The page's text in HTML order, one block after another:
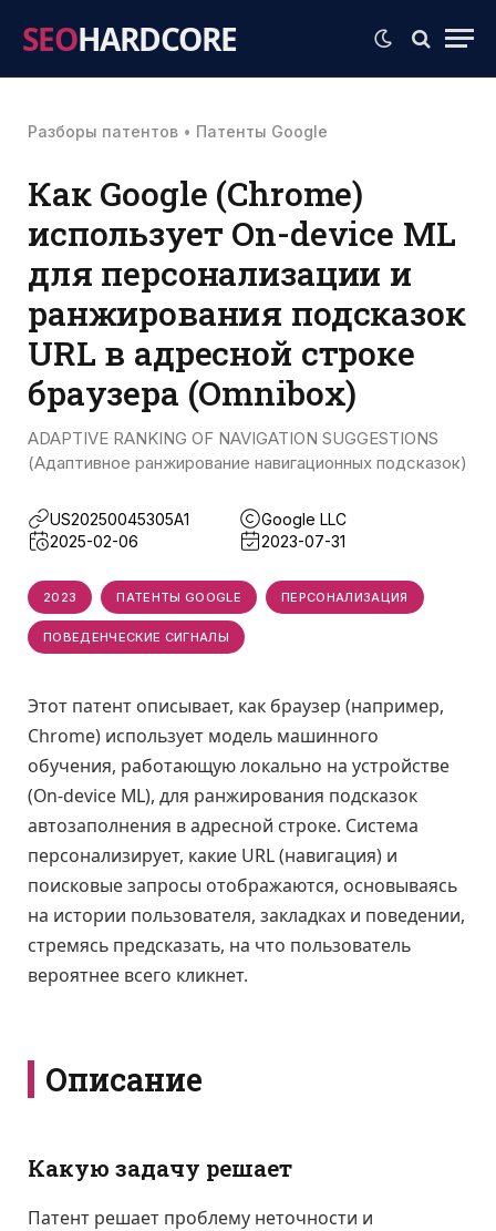
SEOHARDCORE
Разборы патентов • Патенты Google
Как Google (Chrome)
использует On-device ML
для персонализации и
ранжирования подсказок
URL в адресной строке
браузера (Omnibox)
ADAPTIVE RANKING OF NAVIGATION SUGGESTIONS
(Адаптивное ранжирование навигационных подсказок)
US20250045305A1
Google LLC
2025-02-06
2023-07-31
2023 ПАТЕНТЫ GOOGLE ПЕРСОНАЛИЗАЦИЯ
ПОВЕДЕНЧЕСКИЕ СИГНАЛЫ
Этот патент описывает, как браузер (например,
Chrome) использует модель машинного
обучения, работающую локально на устройстве
(On-device ML), для ранжирования подсказок
автозаполнения в адресной строке. Система
персонализирует, какие URL (навигация) и
поисковые запросы отображаются, основываясь
на истории пользователя, закладках и поведении,
стремясь предсказать, на что пользователь
вероятнее всего кликнет.
Описание
Какую задачу решает
Патент решает проблему неточности и